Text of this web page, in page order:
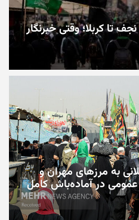
تا کربلا؛ وقتی خبرنگار
۶۵۰۰ زائر گیلانی به مرزهای مهران و
در آماده‌باش کامل